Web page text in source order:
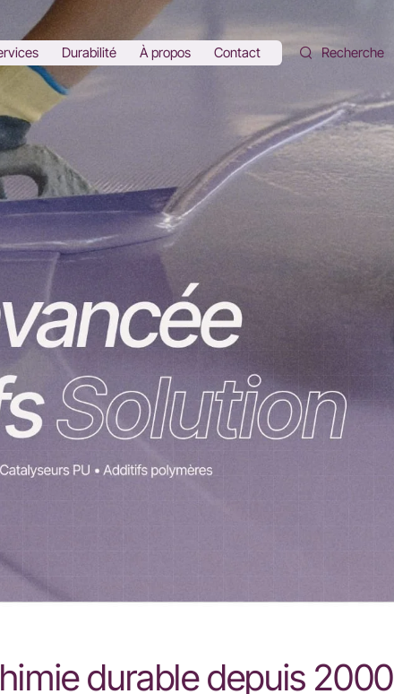
Durabilité À propos Contact Recherche
durable depuis 2000